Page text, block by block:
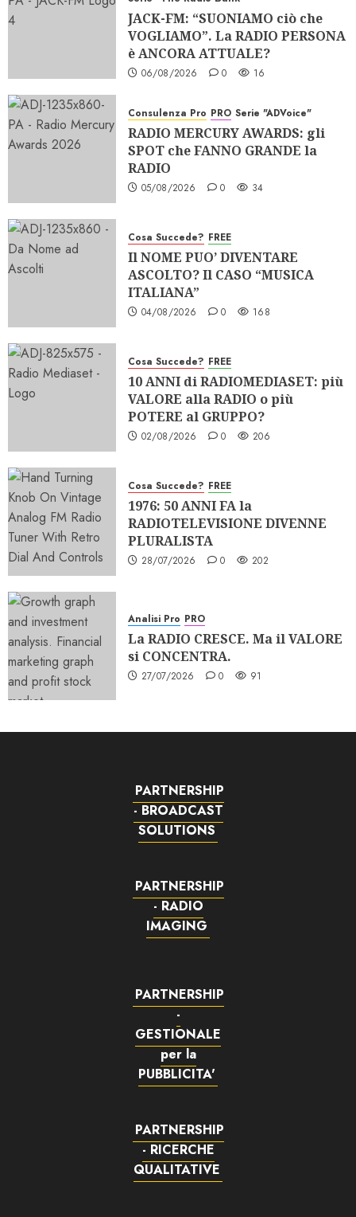
JACK-FM: “SUONIAMO ciò che
VOGLIAMO”. La RADIO PERSONA
è ANCORA ATTUALE?
06/08/2026 0 16
Consulenza Pro PRO Serie "ADVoice"
RADIO MERCURY AWARDS: gli
SPOT che FANNO GRANDE la
RADIO
05/08/2026 0 34
Cosa Succede? FREE
Il NOME PUO’ DIVENTARE
ASCOLTO? Il CASO “MUSICA
ITALIANA”
04/08/2026 0 168
Cosa Succede? FREE
10 ANNI di RADIOMEDIASET: più
VALORE alla RADIO o più
POTERE al GRUPPO?
02/08/2026 0 206
Cosa Succede? FREE
1976: 50 ANNI FA la
RADIOTELEVISIONE DIVENNE
PLURALISTA
28/07/2026 0 202
Analisi Pro PRO
La RADIO CRESCE. Ma il VALORE
si CONCENTRA.
27/07/2026 0 91
PARTNERSHIP
- BROADCAST
SOLUTIONS
PARTNERSHIP
- RADIO
IMAGING
PARTNERSHIP
-
GESTIONALE
per la
PUBBLICITA'
PARTNERSHIP
- RICERCHE
QUALITATIVE